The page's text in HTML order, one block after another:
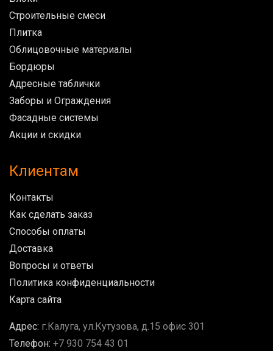
Строительные смеси
Плитка
Облицовочные материалы
Бордюры
Адресные таблички
Заборы и Ограждения
Фасадные системы
Акции и скидки
Клиентам
Контакты
Как сделать заказ
Способы оплаты
Доставка
Вопросы и ответы
Политика конфиденциальности
Карта сайта
Адрес: г.Калуга, ул.Кутузова, д.15 офис 301
Телефон: +7 930 754 43 01